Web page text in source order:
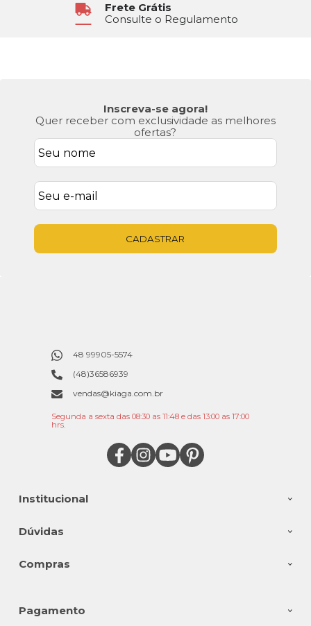
Frete Grátis
Consulte o Regulamento
Inscreva-se agora!
Quer receber com exclusividade as melhores
ofertas?
CADASTRAR
Institucional
Dúvidas
Compras
48 99905-5574
(48)36586939
vendas@kiaga.com.br
Segunda a sexta das 08:30 as 11:48 e das 13:00 as 17:00
hrs.
Pagamento